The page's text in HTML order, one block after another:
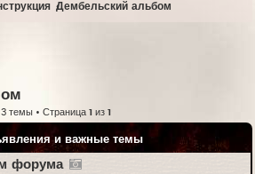
Дембельский альбом
3 темы • Страница 1 из 1
и важные темы
форума